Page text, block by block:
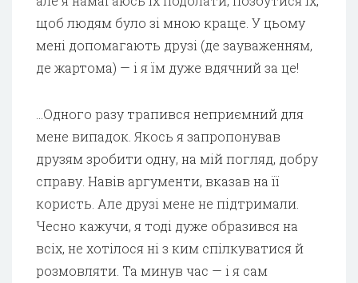
щоб людям було зі мною краще. У цьому
мені допомагають друзі (де зауваженням,
де жартома) — і я їм дуже вдячний за це!
…Одного разу трапився неприємний для
мене випадок. Якось я запропонував
друзям зробити одну, на мій погляд, добру
справу. Навів аргументи, вказав на її
користь. Але друзі мене не підтримали.
Чесно кажучи, я тоді дуже образився на
всіх, не хотілося ні з ким спілкуватися й
розмовляти. Та минув час — і я сам